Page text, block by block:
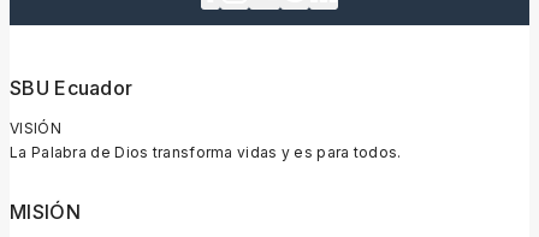
SBU Ecuador
VISIÓN
La Palabra de Dios transforma vidas y es para todos.
MISIÓN